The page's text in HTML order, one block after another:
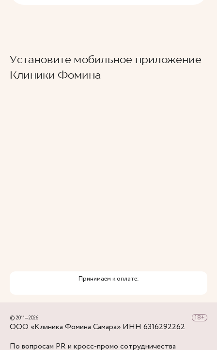
Установите мобильное приложение
Клиники Фомина
Принимаем к оплате:
© 2011—2026
ООО «Клиника Фомина Самара» ИНН 6316292262
По вопросам PR и кросс-промо сотрудничества